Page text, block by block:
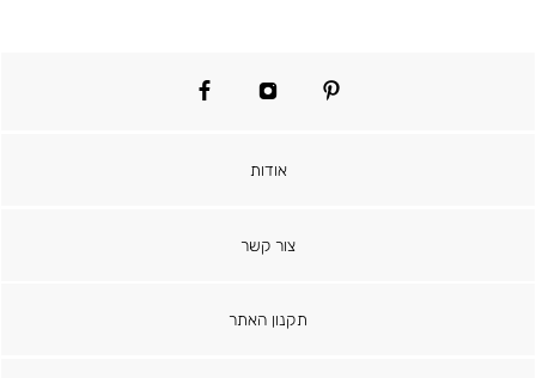
pinterest
instagram
facebook
אודות
צור קשר
תקנון האתר